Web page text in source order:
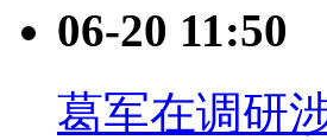
06-20 11:50
葛军在调研